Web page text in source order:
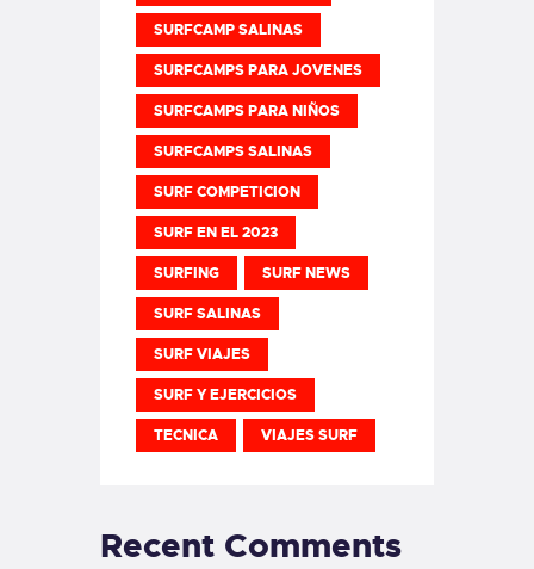
SURFCAMP SALINAS
SURFCAMPS PARA JOVENES
SURFCAMPS PARA NIÑOS
SURFCAMPS SALINAS
SURF COMPETICION
SURF EN EL 2023
SURFING SURF NEWS
SURF SALINAS
SURF VIAJES
SURF Y EJERCICIOS
TECNICA VIAJES SURF
Recent Comments